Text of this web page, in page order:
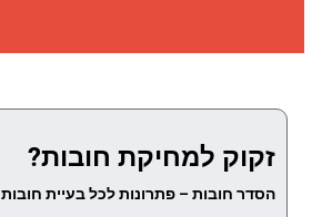
זקוק למחיקת חובות?
הסדר חובות – פתרונות לכל בעיית חובות